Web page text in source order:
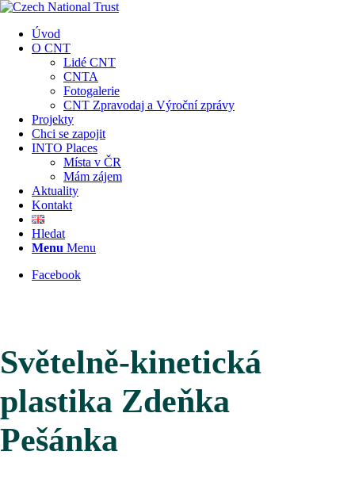
Úvod
O CNT
Lidé CNT
CNTA
Fotogalerie
CNT Zpravodaj a Výroční zprávy
Projekty
Chci se zapojit
INTO Places
Místa v ČR
Mám zájem
Aktuality
Kontakt
Hledat
Menu Menu
Facebook
Světelně-kinetická
plastika Zdeňka
Pešánka